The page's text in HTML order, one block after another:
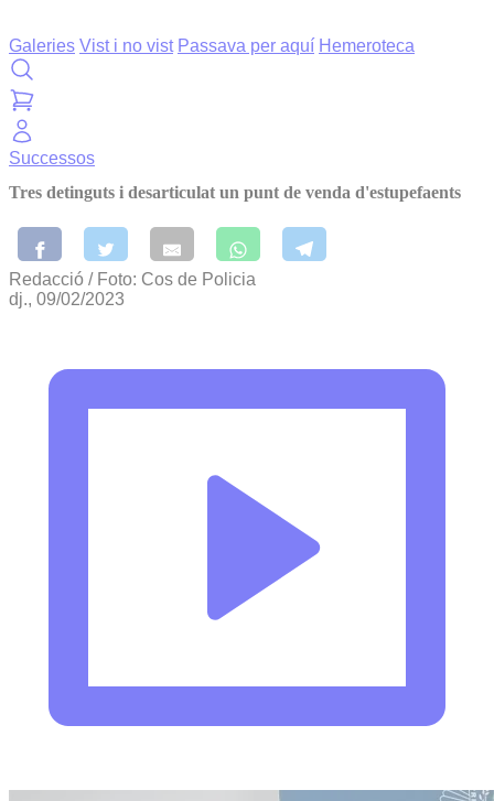
Galeries Vist i no vist Passava per aquí Hemeroteca
Successos
Tres detinguts i desarticulat un punt de venda d'estupefaents
Redacció / Foto: Cos de Policia
dj., 09/02/2023